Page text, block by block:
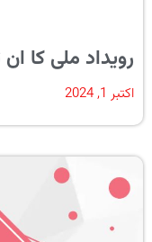
رویداد ملی کا
اکتبر 1, 2024